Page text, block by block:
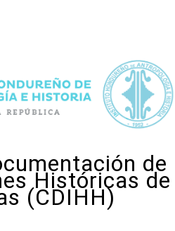
de
Históricas de
(CDIHH)